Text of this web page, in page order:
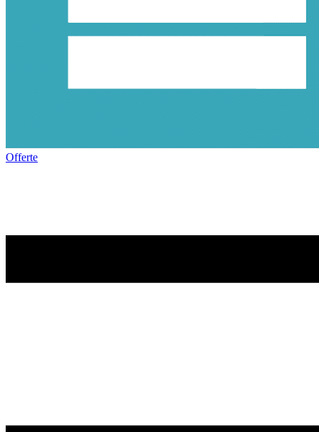
Offerte